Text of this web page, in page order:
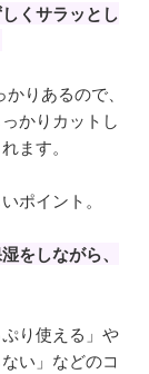
くサラッとし
りあるので、
かりカットし
ます。
ポイント。
をしながら、
り使える」や
い」などのコ